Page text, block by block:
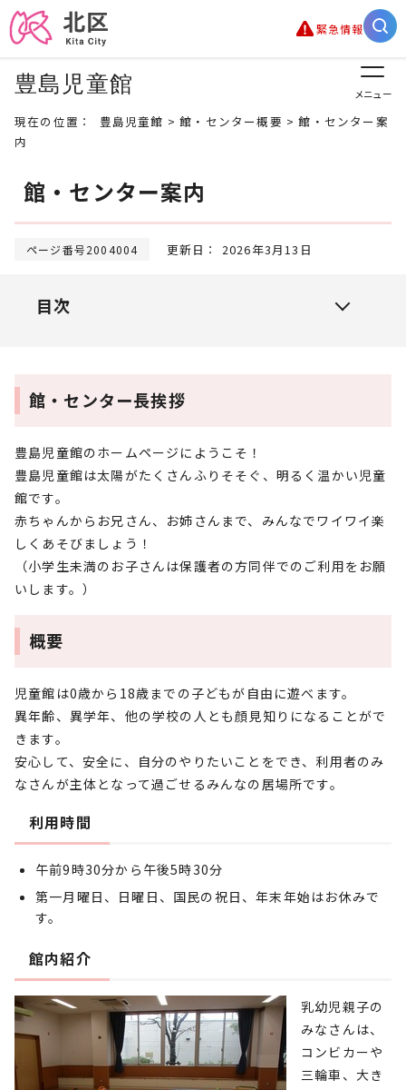
緊急情報
豊島児童館 メニュー
現在の位置： 豊島児童館 >館・センター概要 > 館・センター案
内
館・センター案内
ページ番号2004004 更新日： 2026年3月13日
目次
館・センター長挨拶
豊島児童館のホームページにようこそ！
豊島児童館は太陽がたくさんふりそそぐ、明るく温かい児童
館です。
赤ちゃんからお兄さん、お姉さんまで、みんなでワイワイ楽
しくあそびましょう！
（小学生未満のお子さんは保護者の方同伴でのご利用をお願
いします。）
概要
児童館は0歳から18歳までの子どもが自由に遊べます。
異年齢、異学年、他の学校の人とも顔見知りになることがで
きます。
安心して、安全に、自分のやりたいことをでき、利用者のみ
なさんが主体となって過ごせるみんなの居場所です。
利用時間
午前9時30分から午後5時30分
第一月曜日、日曜日、国民の祝日、年末年始はお休みで
す。
館内紹介
乳幼児親子の
みなさんは、
コンビカーや
三輪車、大き